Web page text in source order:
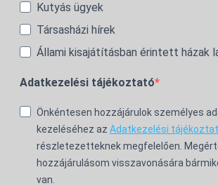
Kutyás ügyek
Társasházi hírek
Állami kisajátításban érintett házak
Adatkezelési tájékoztató
Önkéntesen hozzájárulok személyes
kezeléséhez az Adatkezelési
részletezetteknek megfelelően.
hozzájárulásom visszavonására
van.